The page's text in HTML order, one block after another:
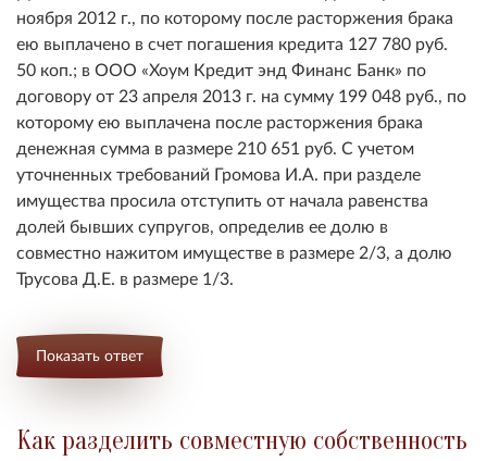
ноября 2012 г., по которому после расторжения брака
ею выплачено в счет погашения кредита 127 780 руб.
50 коп.; в ООО «Хоум Кредит энд Финанс Банк» по
договору от 23 апреля 2013 г. на сумму 199 048 руб., по
которому ею выплачена после расторжения брака
денежная сумма в размере 210 651 руб. С учетом
уточненных требований Громова И.А. при разделе
имущества просила отступить от начала равенства
долей бывших супругов, определив ее долю в
совместно нажитом имуществе в размере 2/3, а долю
Трусова Д.Е. в размере 1/3.
Показать ответ
Как разделить совместную собственность